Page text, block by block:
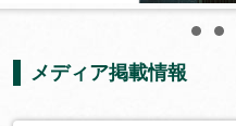
メディア掲載情報